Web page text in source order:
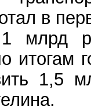
в
1 млрд
итогам
1,5